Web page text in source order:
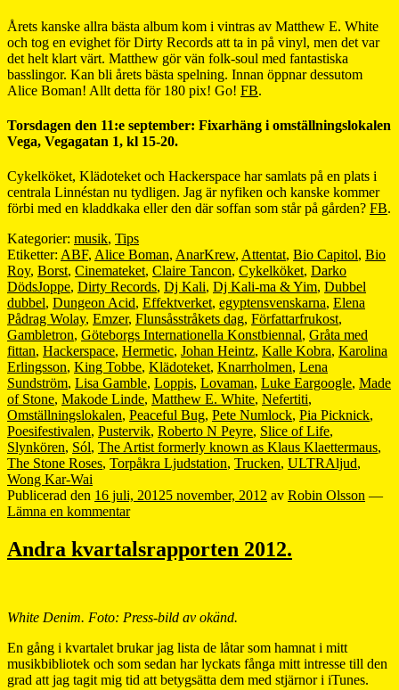
Årets kanske allra bästa album kom i vintras av Matthew E. White
och tog en evighet för Dirty Records att ta in på vinyl, men det var
det helt klart värt. Matthew gör vän folk-soul med fantastiska
basslingor. Kan bli årets bästa spelning. Innan öppnar dessutom
Alice Boman! Allt detta för 180 pix! Go! FB.
Torsdagen den 11:e september: Fixarhäng i omställningslokalen
Vega, Vegagatan 1, kl 15-20.
Cykelköket, Klädoteket och Hackerspace har samlats på en plats i
centrala Linnéstan nu tydligen. Jag är nyfiken och kanske kommer
förbi med en kladdkaka eller den där soffan som står på gården? FB.
Kategorier: musik, Tips
Etiketter: ABF, Alice Boman, AnarKrew, Attentat, Bio Capitol, Bio
Roy, Borst, Cinemateket, Claire Tancon, Cykelköket, Darko
DödsJoppe, Dirty Records, Dj Kali, Dj Kali-ma & Yim, Dubbel
dubbel, Dungeon Acid, Effektverket, egyptensvenskarna, Elena
Pådrag Wolay, Emzer, Flunsåsstråkets dag, Författarfrukost,
Gambletron, Göteborgs Internationella Konstbiennal, Gråta med
fittan, Hackerspace, Hermetic, Johan Heintz, Kalle Kobra, Karolina
Erlingsson, King Tobbe, Klädoteket, Knarrholmen, Lena
Sundström, Lisa Gamble, Loppis, Lovaman, Luke Eargoogle, Made
of Stone, Makode Linde, Matthew E. White, Nefertiti,
Omställningslokalen, Peaceful Bug, Pete Numlock, Pia Picknick,
Poesifestivalen, Pustervik, Roberto N Peyre, Slice of Life,
Slynkören, Sól, The Artist formerly known as Klaus Klaettermaus,
The Stone Roses, Torpåkra Ljudstation, Trucken, ULTRAljud,
Wong Kar-Wai
Publicerad den 16 juli, 20125 november, 2012 av Robin Olsson —
Lämna en kommentar
Andra kvartalsrapporten 2012.
White Denim. Foto: Press-bild av okänd.
En gång i kvartalet brukar jag lista de låtar som hamnat i mitt
musikbibliotek och som sedan har lyckats fånga mitt intresse till den
grad att jag tagit mig tid att betygsätta dem med stjärnor i iTunes.